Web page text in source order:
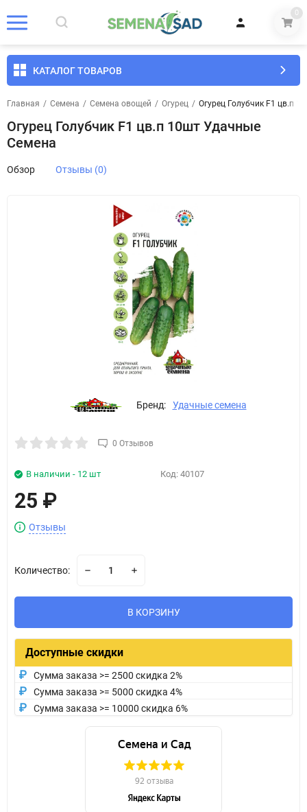
0
КАТАЛОГ ТОВАРОВ
Главная / Семена / Семена овощей / Огурец / Огурец Голубчик F1 цв.п
Огурец Голубчик F1 цв.п 10шт Удачные
Семена
Обзор Отзывы (0)
Бренд: Удачные семена
0 Отзывов
В наличии - 12 шт Код: 40107
25 ₽
Отзывы
Количество:
В КОРЗИНУ
Доступные скидки
Сумма заказа >= 2500 скидка 2%
Сумма заказа >= 5000 скидка 4%
Сумма заказа >= 10000 скидка 6%